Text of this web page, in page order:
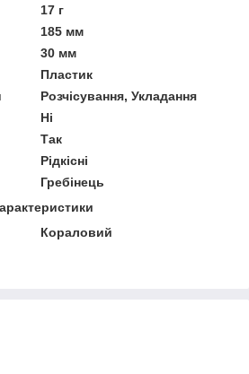
17 г
185 мм
30 мм
Пластик
Розчісування, Укладання
Ні
Так
Рідкісні
Гребінець
Кораловий